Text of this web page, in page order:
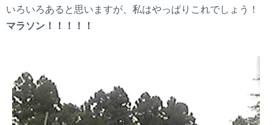
いろいろあると思いますが、私はやっぱりこれでしょう！
マラソン！！！！！